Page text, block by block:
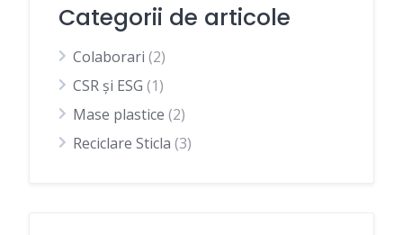
Categorii de articole
Colaborari (2)
CSR și ESG (1)
Mase plastice (2)
Reciclare Sticla (3)